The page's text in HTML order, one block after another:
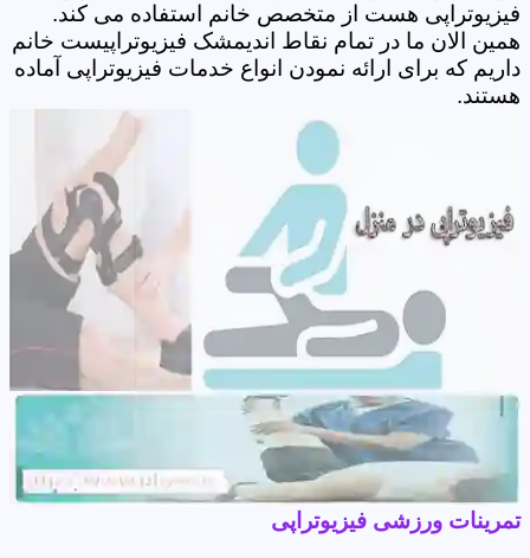
فیزیوتراپی هست از متخصص خانم استفاده می کند.
همین الان ما در تمام نقاط اندیمشک فیزیوتراپیست خانم
داریم که برای ارائه نمودن انواع خدمات فیزیوتراپی آماده
هستند.
تمرینات ورزشی فیزیوتراپی